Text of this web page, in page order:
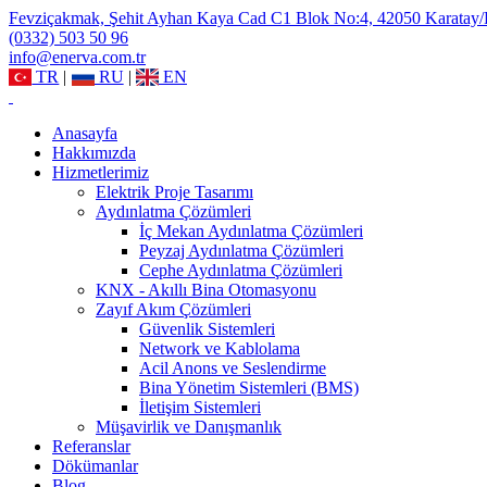
Fevziçakmak, Şehit Ayhan Kaya Cad C1 Blok No:4, 42050
(0332) 503 50 96
info@enerva.com.tr
TR | RU | EN
Anasayfa
Hakkımızda
Hizmetlerimiz
Elektrik Proje Tasarımı
Aydınlatma Çözümleri
İç Mekan Aydınlatma Çözümleri
Peyzaj Aydınlatma Çözümleri
Cephe Aydınlatma Çözümleri
KNX - Akıllı Bina Otomasyonu
Zayıf Akım Çözümleri
Güvenlik Sistemleri
Network ve Kablolama
Acil Anons ve Seslendirme
Bina Yönetim Sistemleri (BMS)
İletişim Sistemleri
Müşavirlik ve Danışmanlık
Referanslar
Dökümanlar